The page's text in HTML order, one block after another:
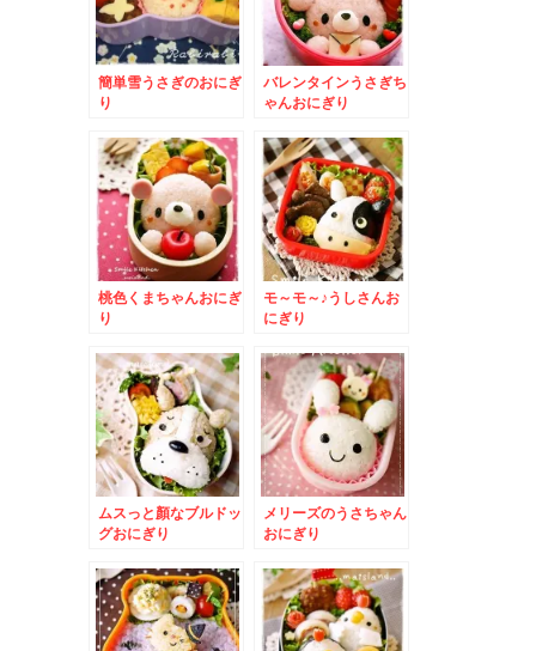
簡単雪うさぎのおにぎ
り
バレンタインうさぎち
ゃんおにぎり
桃色くまちゃんおにぎ
り
モ～モ～♪うしさんお
にぎり
ムスっと顏なブルドッ
グおにぎり
メリーズのうさちゃん
おにぎり